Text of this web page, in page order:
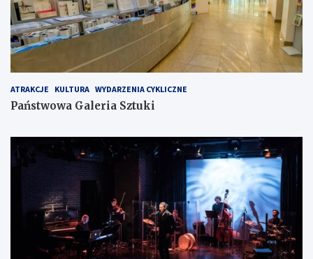
ATRAKCJE KULTURA WYDARZENIA CYKLICZNE
Państwowa Galeria Sztuki